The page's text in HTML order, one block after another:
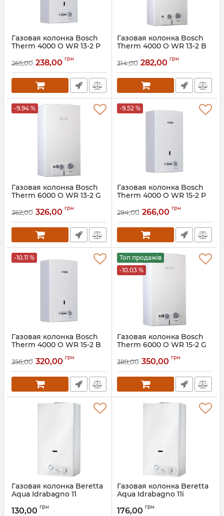
Газовая колонка Bosch
Therm 4000 O WR 13-2 P
265,00 238,00 грн
Газовая колонка Bosch
Therm 4000 O WR 13-2 B
314,00 282,00 грн
-9.94 %
Газовая колонка Bosch
Therm 6000 O WR 13-2 G
362,00 326,00 грн
-9.52 %
Газовая колонка Bosch
Therm 4000 O WR 15-2 P
294,00 266,00 грн
-10.11 %
Газовая колонка Bosch
Therm 4000 O WR 15-2 B
356,00 320,00 грн
Топ продажів
-10.03 %
Газовая колонка Bosch
Therm 6000 O WR 15-2 G
389,00 350,00 грн
Газовая колонка Beretta
Aqua Idrabagno 11
130,00 грн
Газовая колонка Beretta
Aqua Idrabagno 11i
176,00 грн